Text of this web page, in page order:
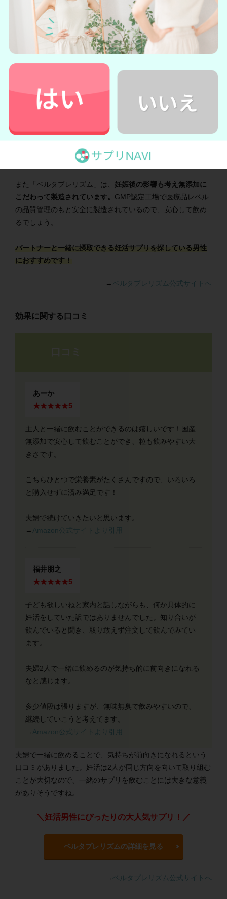
ベルタプレリズムの詳細を見る
→ベルタプレリズム公式サイトへ
ベルタプレリズム 」は、
大人気ベルタ葉酸シリーズの妊活
フラボン・ラクトフェリン・和漢食材・亜鉛など179種類もの
また「ベルタプレリズム」は、 妊娠後の影響も考え無添加に
こだわって製造されています。 GMP認定工場で医療品レベル
の品質管理のもと安全に製造されているので、安心して飲め
るでしょう。
パートナーと一緒に摂取できる妊活サプリを探している男性
におすすめです！
→ ベルタプレリズム公式サイトへ
効果に関する口コミ
あーか
★★★★★5
主人と一緒に飲むことができるのは嬉しいです！国産
無添加で安心して飲むことができ、粒も飲みやすい大
きさです。
こちらひとつで栄養素がたくさんですので、いろいろ
と購入せずに済み満足です！
夫婦で続けていきたいと思います。
→ Amazon公式サイトより引用
福井朋之
★★★★★5
子ども欲しいねと家内と話しながらも、何か具体的に
妊活をしていた訳ではありませんでした。知り合いが
飲んでいると聞き、取り敢えず注文して飲んでみてい
ます。
夫婦2人で一緒に飲めるのが気持ち的に前向きになれる
なと感じます。
多少値段は張りますが、無味無臭で飲みやすいので、
継続していこうと考えてます。
→ Amazon公式サイトより引用
夫婦で一緒に飲めることで、気持ちが前向きになれるという
口コミがありました。妊活は2人が同じ方向を向いて取り組む
ことが大切なので、一緒のサプリを飲むことには大きな意義
がありそうですね。
＼妊活男性にぴったりの大人気サプリ！／
ベルタプレリズムの詳細を見る
→ ベルタプレリズム公式サイトへ